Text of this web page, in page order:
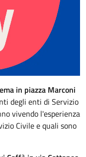
in piazza Marconi
degli enti di Servizio
vivendo l'esperienza
Civile e quali sono